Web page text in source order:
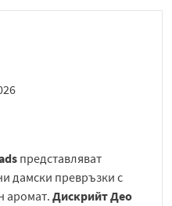
представляват
дамски превръзки с
аромат. Дискрийт Део